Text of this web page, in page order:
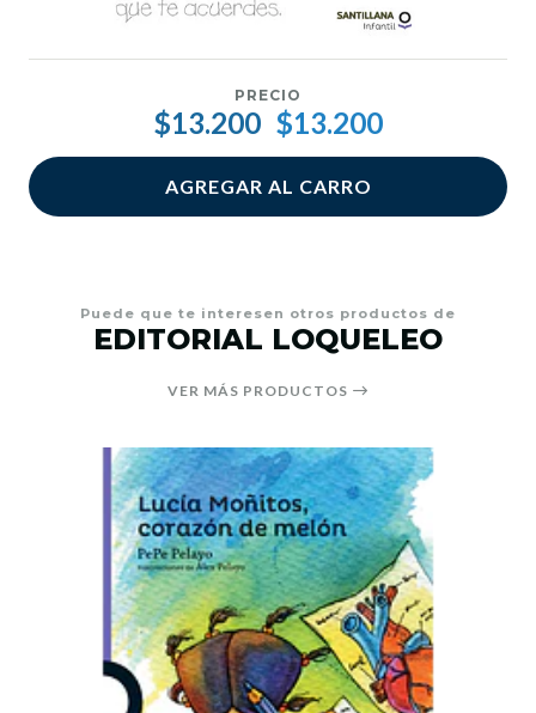
PRECIO
$13.200 $13.200
AGREGAR AL CARRO
Puede que te interesen otros productos de
EDITORIAL LOQUELEO
VER MÁS PRODUCTOS